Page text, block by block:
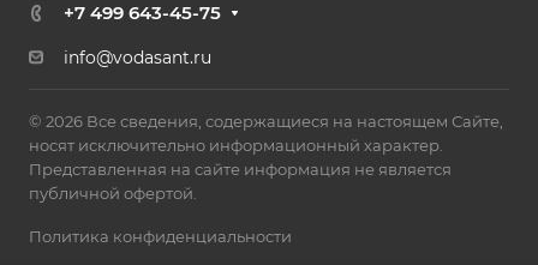
+7 499 643-45-75
info@vodasant.ru
© 2026 Все сведения, содержащиеся на настоящем Сайте,
носят исключительно информационный характер.
Представленная на сайте информация не является
публичной офертой.
Политика конфиденциальности